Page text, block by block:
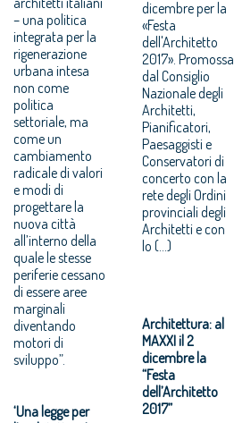
– una politica
integrata per la
rigenerazione
urbana intesa
non come
politica
settoriale, ma
come un
cambiamento
radicale di valori
e modi di
progettare la
nuova città
all’interno della
quale le stesse
periferie cessano
di essere aree
marginali
diventando
motori di
sviluppo”.
‘Una legge per
dicembre per la
«Festa
dell'Architetto
2017». Promossa
dal Consiglio
Nazionale degli
Architetti,
Pianificatori,
Paesaggisti e
Conservatori di
concerto con la
rete degli Ordini
provinciali degli
Architetti e con
lo (...)
Architettura: al
MAXXI il 2
dicembre la
“Festa
dell’Architetto
2017”